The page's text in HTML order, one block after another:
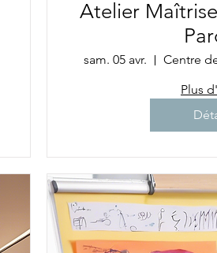
Atelier
sam. 05 avr.
Centre
Plus